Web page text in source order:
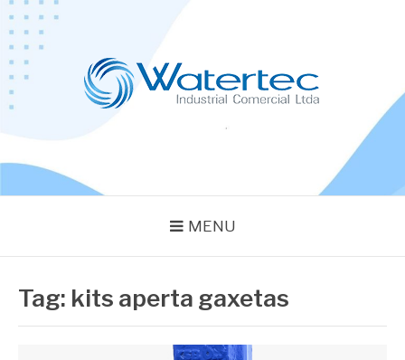
Pular
para
conteúdo
MENU
Tag: kits aperta gaxetas